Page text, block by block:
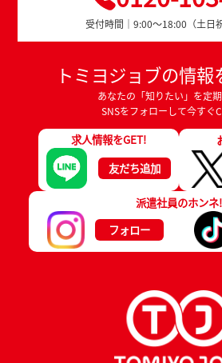
受付時間｜9:00～18:00（土日
トミヨジョブの情報
あなたの「知りたい」を定
SNSをフォローして今すぐ
求人情報をGET!
友だち追加
派遣社員のホンネ!
フォロー